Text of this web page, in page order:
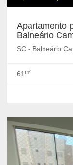
Apartamento
Balneário
SC - Balneário
61 m²